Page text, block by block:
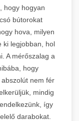
hogy hogyan
bútorokat
hova, milyen
ki legjobban, hol
A mérőszalag a
hogy
nem fér
mindig
így
darabokat.